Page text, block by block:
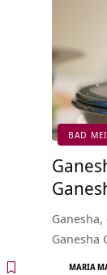
BAD
Ganesha
MARIA